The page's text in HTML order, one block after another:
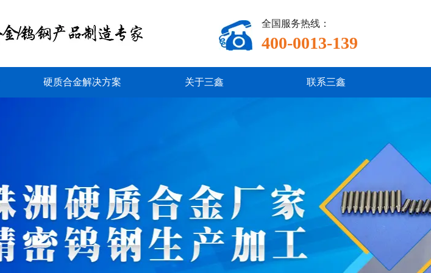
全国服务热线：
400-0013-139
硬质合金解决方案 关于三鑫 联系三鑫